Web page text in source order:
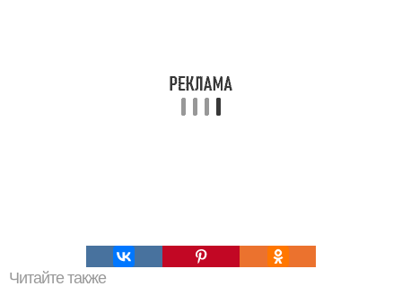
Читайте также